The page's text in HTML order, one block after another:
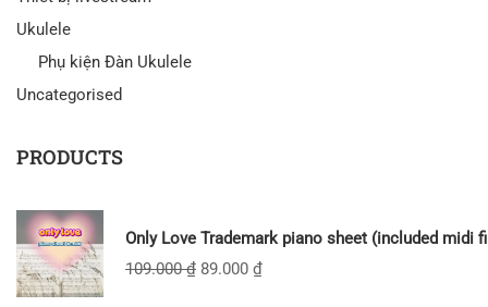
Ukulele
Phụ kiện Đàn Ukulele
Uncategorised
PRODUCTS
Only Love Trademark piano sheet (included midi
109.000₫ 89.000 ₫